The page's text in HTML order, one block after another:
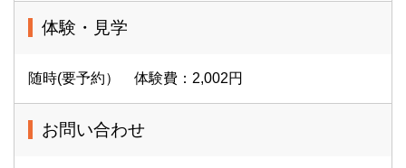
体験・見学
随時(要予約） 体験費：2,002円
お問い合わせ